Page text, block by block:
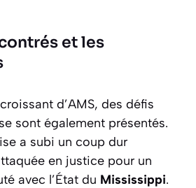
et les
d’AMS, des défis
sont également présentés.
a subi un coup dur
en justice pour un
avec l’État du Mississippi.